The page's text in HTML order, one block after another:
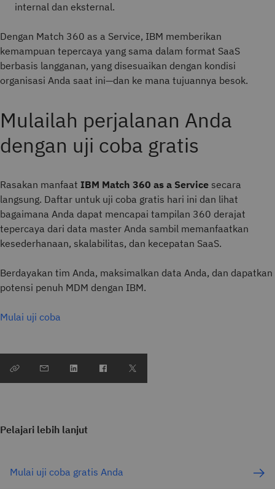
internal dan eksternal.
Dengan Match 360 as a Service, IBM memberikan
kemampuan tepercaya yang sama dalam format SaaS
berbasis langganan, yang disesuaikan dengan kondisi
organisasi Anda saat ini—dan ke mana tujuannya besok.
Mulailah perjalanan Anda
dengan uji coba gratis
Rasakan manfaat IBM Match 360 as a Service secara
langsung. Daftar untuk uji coba gratis hari ini dan lihat
bagaimana Anda dapat mencapai tampilan 360 derajat
tepercaya dari data master Anda sambil memanfaatkan
kesederhanaan, skalabilitas, dan kecepatan SaaS.
Berdayakan tim Anda, maksimalkan data Anda, dan dapatkan
potensi penuh MDM dengan IBM.
Mulai uji coba
Pelajari lebih lanjut
Mulai uji coba gratis Anda